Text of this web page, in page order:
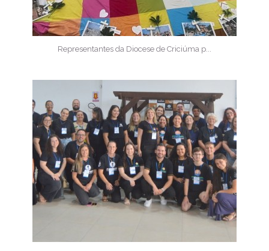
Representantes da Diocese de Criciúma p...